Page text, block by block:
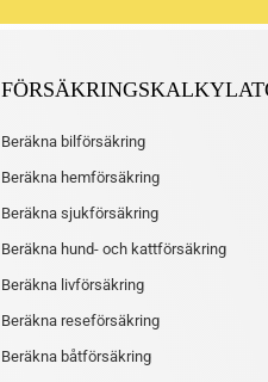
Beräkna bilförsäkring
Beräkna hemförsäkring
Beräkna sjukförsäkring
Beräkna hund- och kattförsäkring
Beräkna livförsäkring
Beräkna reseförsäkring
Beräkna båtförsäkring